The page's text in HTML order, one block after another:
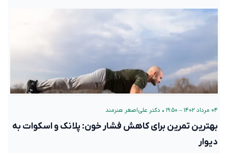
۰۴ مرداد ۱۴۰۲ – ۱۹:۵۰ • دکتر علی‌اصغر هنرمند
بهترین تمرین‌ برای کاهش فشار خون: پلانک و اسکوات به
دیوار